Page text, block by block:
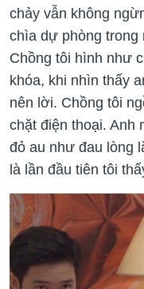
chảy vẫn không
chìa dự phòng trong
Chồng tôi hình như
khóa, khi nhìn thấy
nên lời. Chồng tôi
chặt điện thoại. Anh
đỏ au như đau lòng
là lần đầu tiên tôi